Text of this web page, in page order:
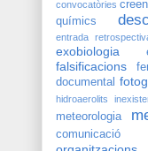
convocatòries
químics
entrada
exobiologia
falsificacions
documental
hidroaerolits
meteorologia
comunicació